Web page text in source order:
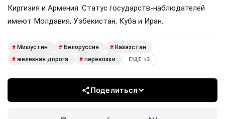
Киргизия и Армения. Статус государств-наблюдателей
имеют Молдавия, Узбекистан, Куба и Иран.
# Мишустин # Белоруссия # Казахстан
# железная дорога # перевозки ЕЩЕ +3
Поделиться